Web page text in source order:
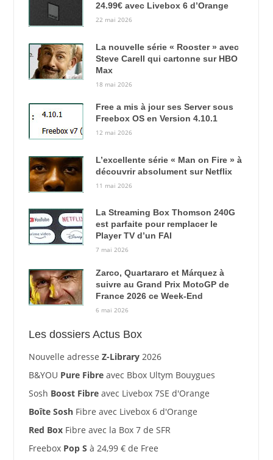
24.99€ avec Livebox 6 d’Orange
22 mai 2026
La nouvelle série « Rooster » avec
Steve Carell qui cartonne sur HBO
Max
18 mai 2026
Free a mis à jour ses Server sous
Freebox OS en Version 4.10.1
12 mai 2026
L’excellente série « Man on Fire » à
découvrir absolument sur Netflix
11 mai 2026
La Streaming Box Thomson 240G
est parfaite pour remplacer le
Player TV d’un FAI
7 mai 2026
Zarco, Quartararo et Márquez à
suivre au Grand Prix MotoGP de
France 2026 ce Week-End
6 mai 2026
Les dossiers Actus Box
Nouvelle adresse Z-Library2026
B&YOU Pure Fibreavec Bbox Ultym Bouygues
Sosh Boost Fibreavec Livebox 7SE d'Orange
Boîte SoshFibre avec Livebox 6 d'Orange
Red BoxFibre avec la Box 7 de SFR
Freebox Pop S à 24,99 € de Free